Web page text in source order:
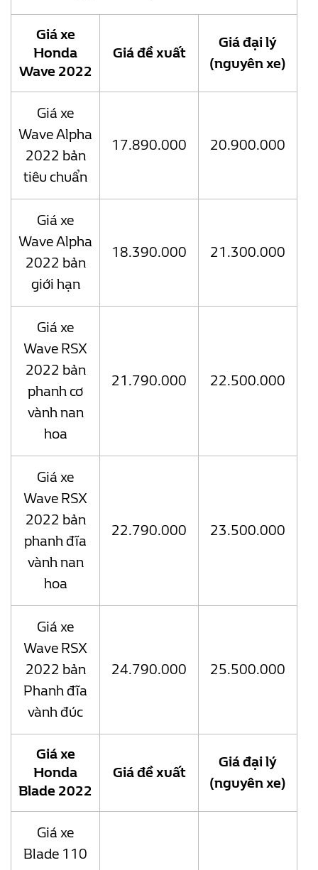
Giá xe
Honda
Wave 2022
Giá đề xuất
Giá đại lý
(nguyên xe)
Giá xe
Wave Alpha
2022 bản
tiêu chuẩn
17.890.000 20.900.000
Giá xe
Wave Alpha
2022 bản
giới hạn
18.390.000 21.300.000
Giá xe
Wave RSX
2022 bản
phanh cơ
vành nan
hoa
21.790.000 22.500.000
Giá xe
Wave RSX
2022 bản
phanh đĩa
vành nan
hoa
22.790.000 23.500.000
Giá xe
Wave RSX
2022 bản
Phanh đĩa
vành đúc
24.790.000 25.500.000
Giá xe
Honda
Blade 2022
Giá đề xuất
Giá đại lý
(nguyên xe)
Giá xe
Blade 110